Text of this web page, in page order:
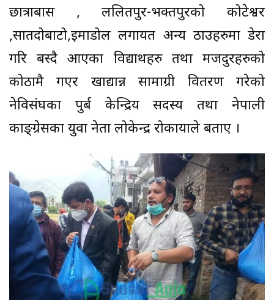
छात्राबास , ललितपुर-भक्तपुरको कोटेश्वर
,सातदोबाटो,इमाडोल लगायत अन्य ठाउहरुमा डेरा
गरि बस्दै आएका विद्यार्थीहरु तथा मजदुरहरुको
कोठामै गएर खाद्यान्न सामाग्री वितरण गरेको
नेविसंघका पुर्ब केन्द्रिय सदस्य तथा नेपाली
काङ्ग्रेसका युवा नेता लोकेन्द्र रोकायाले बताए ।